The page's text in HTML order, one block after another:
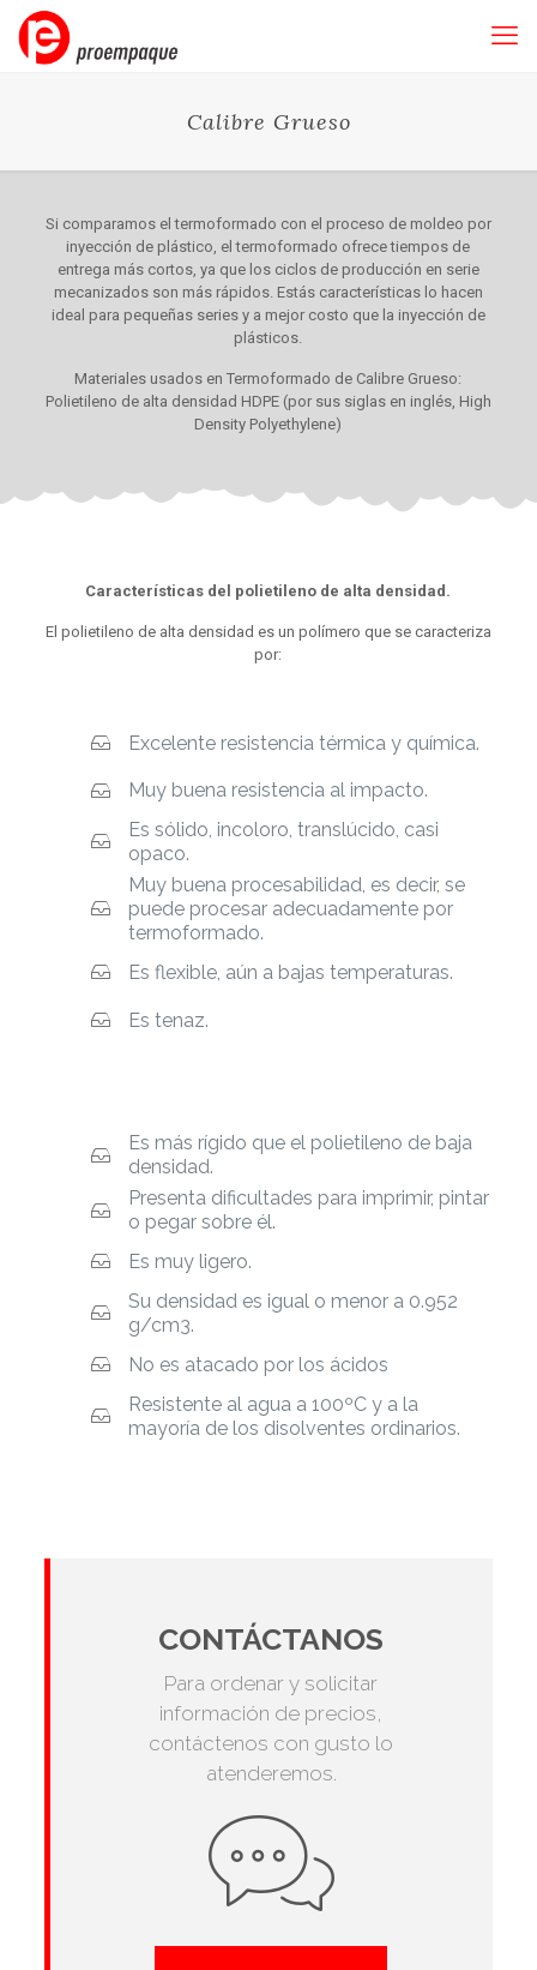
Calibre Grueso
Si comparamos el termoformado con el proceso de moldeo por
inyección de plástico, el termoformado ofrece tiempos de
entrega más cortos, ya que los ciclos de producción en serie
mecanizados son más rápidos. Estás características lo hacen
ideal para pequeñas series y a mejor costo que la inyección de
plásticos.
Materiales usados en Termoformado de Calibre Grueso:
Polietileno de alta densidad HDPE (por sus siglas en inglés, High
Density Polyethylene)
Características del polietileno de alta densidad.
El polietileno de alta densidad es un polímero que se caracteriza
por:
Excelente resistencia térmica y química.
Muy buena resistencia al impacto.
Es sólido, incoloro, translúcido, casi
opaco.
Muy buena procesabilidad, es decir, se
puede procesar adecuadamente por
termoformado.
Es flexible, aún a bajas temperaturas.
Es tenaz.
Es más rígido que el polietileno de baja
densidad.
Presenta dificultades para imprimir, pintar
o pegar sobre él.
Es muy ligero.
Su densidad es igual o menor a 0.952
g/cm3.
No es atacado por los ácidos
Resistente al agua a 100ºC y a la
mayoría de los disolventes ordinarios.
CONTÁCTANOS
Para ordenar y solicitar
información de precios,
contáctenos con gusto lo
atenderemos.